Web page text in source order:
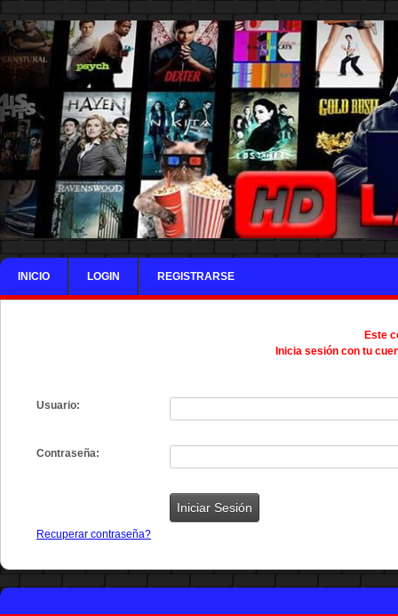
INICIO LOGIN REGISTRARSE
Este
Inicia sesión con tu
Usuario:
Contraseña:
Recuperar contraseña?